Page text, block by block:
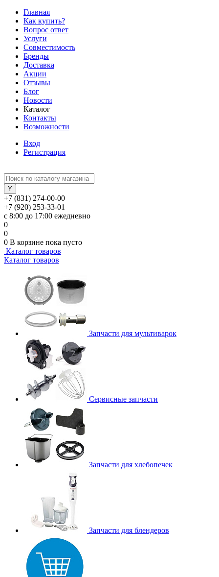
Главная
Как купить?
Вопрос ответ
Услуги
Совместимость
Бренды
Доставка
Акции
Отзывы
Блог
Новости
Каталог
Контакты
Возможности
Вход
Регистрация
+7 (831) 274-00-00
+7 (920) 253-33-01
с 8:00 до 17:00 ежедневно
0
0
0 В корзине пока пусто
Каталог товаров
Каталог товаров
Запчасти для мультиварок
Сервисные запчасти
Запчасти для хлебопечек
Запчасти для блендеров